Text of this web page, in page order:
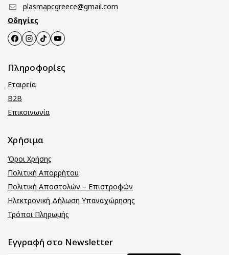
plasmapcgreece@gmail.com
Οδηγίες
Πληροφορίες
Εταιρεία
B2B
Επικοινωνία
Χρήσιμα
Όροι Χρήσης
Πολιτική Απορρήτου
Πολιτική Αποστολών – Επιστροφών
Ηλεκτρονική Δήλωση Υπαναχώρησης
Τρόποι Πληρωμής
Εγγραφή στο Newsletter